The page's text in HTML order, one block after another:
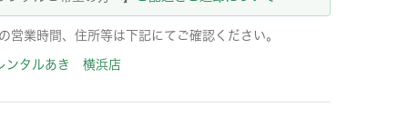
営業時間、住所等は下記にてご確認ください。
ンタルあき 横浜店